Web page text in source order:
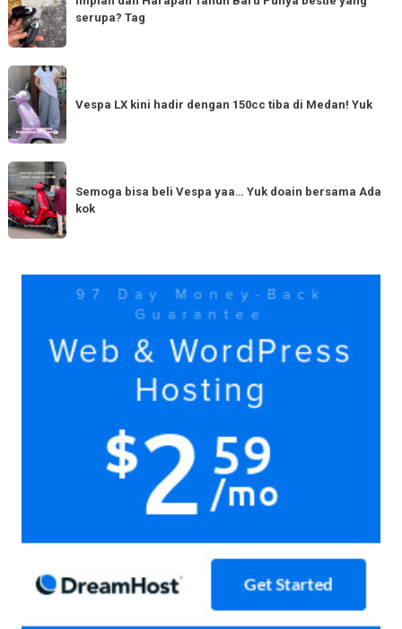
Harapan
Tahun
Baru
Punya
bestie
yang
Tag
serupa? Tag
Vespa
LX
kini
hadir
dengan
150cc
tiba
di
Vespa LX kini hadir dengan 150cc tiba di Medan! Yuk
Semoga
bisa
beli
Vespa
Yuk
Semoga bisa beli Vespa yaa… Yuk doain bersama Ada
kok